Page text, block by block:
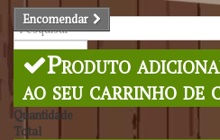
Pesquisar
Encomendar
Produto
ao seu carrinho de
Quantidade
Total